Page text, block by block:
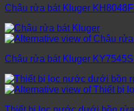
Chậu rửa bát Kluger
Chậu rửa bát Kluger